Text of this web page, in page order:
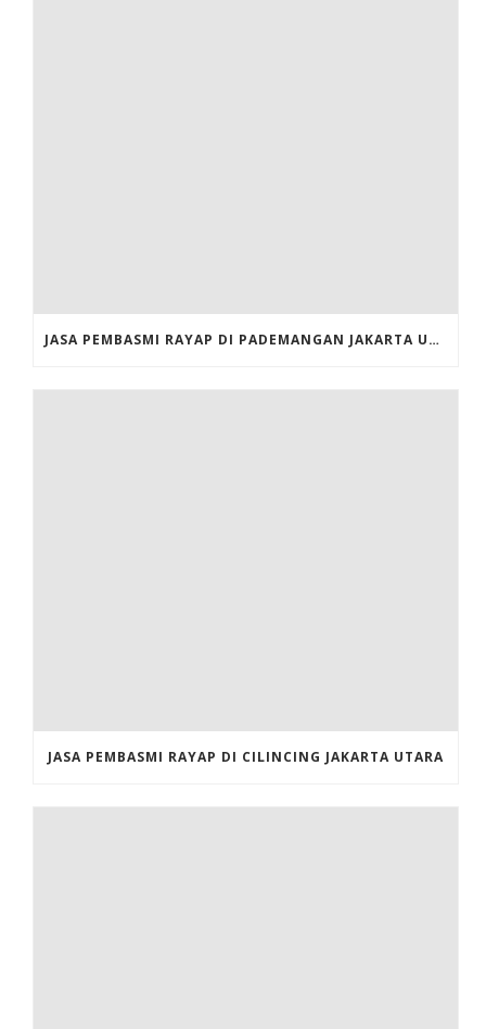
JASA PEMBASMI RAYAP DI PADEMANGAN JAKARTA UTARA
JASA PEMBASMI RAYAP DI CILINCING JAKARTA UTARA